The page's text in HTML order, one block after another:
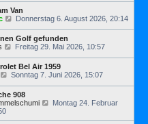
r
a
g
e
i
a
g
e
s
t
e
r
e
i
t
r
a
g
Van
N
e
s
t
e
r
e
i
t
Donnerstag 6. August 2026, 20:14
Golf gefunden
N
e
s
t
e
r
e
Freitag 29. Mai 2026, 10:57
Bel Air 1959
N
e
s
Sonntag 7. Juni 2026, 15:07
908
N
u
Montag 24. Februar